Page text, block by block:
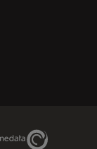
Genedata Link